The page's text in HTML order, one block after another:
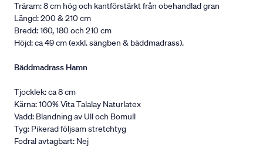
Träram: 8 cm hög och kantförstärkt från obehandlad gran
Längd: 200 & 210 cm
Bredd: 160, 180 och 210 cm
Höjd: ca 49 cm (exkl. sängben & bäddmadrass).
Bäddmadrass Hamn
Tjocklek: ca 8 cm
Kärna: 100% Vita Talalay Naturlatex
Vadd: Blandning av Ull och Bomull
Tyg: Pikerad följsam stretchtyg
Fodral avtagbart: Nej